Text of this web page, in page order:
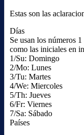
Estas son las
Días
Se usan los números
como las iniciales en
1/Su: Domingo
2/Mo: Lunes
3/Tu: Martes
4/We: Miercoles
5/Th: Jueves
6/Fr: Viernes
7/Sa: Sábado
Países